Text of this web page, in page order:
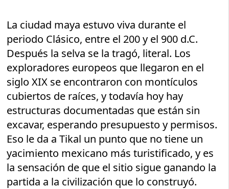
La ciudad maya estuvo viva durante el
periodo Clásico, entre el 200 y el 900 d.C.
Después la selva se la tragó, literal. Los
exploradores europeos que llegaron en el
siglo XIX se encontraron con montículos
cubiertos de raíces, y todavía hoy hay
estructuras documentadas que están sin
excavar, esperando presupuesto y permisos.
Eso le da a Tikal un punto que no tiene un
yacimiento mexicano más turistificado, y es
la sensación de que el sitio sigue ganando la
partida a la civilización que lo construyó.